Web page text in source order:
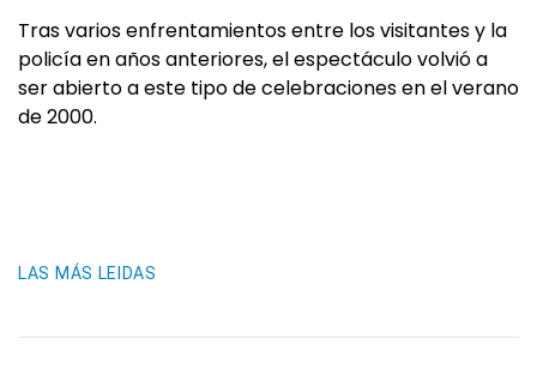
Tras varios enfrentamientos entre los visitantes y la
policía en años anteriores, el espectáculo volvió a
ser abierto a este tipo de celebraciones en el verano
de 2000.
LAS MÁS LEIDAS